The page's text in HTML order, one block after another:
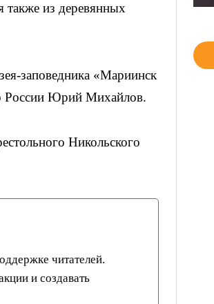
также из деревянных
заповедника «Мариинск
России Юрий Михайлов.
Никольского
читателей.
и создавать